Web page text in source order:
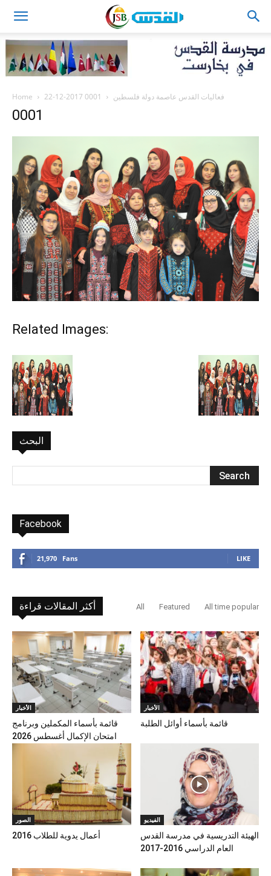
Home 22-12-2017 فعاليات القدس عاصمة دولة فلسطين 0001
0001
Related Images:
البحث
Facebook
21,970 Fans LIKE
أكثر المقالات قراءة All Featured All time popular
الأخبار
قائمة بأسماء المكملين وبرنامج
امتحان الإكمال أغسطس 2026
الأخبار
قائمة بأسماء أوائل الطلبة
الصور
أعمال يدوية للطلاب 2016
الفيديو
الهيئة التدريسية في مدرسة القدس
العام الدراسي 2016-2017